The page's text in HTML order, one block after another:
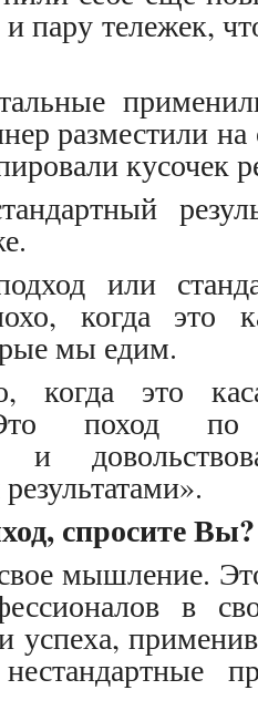
пару тележек,
разместили на
кусочек
или
когда это
мы едим.
это
поход по
и
спросите Вы?
мышление.
в
успеха,